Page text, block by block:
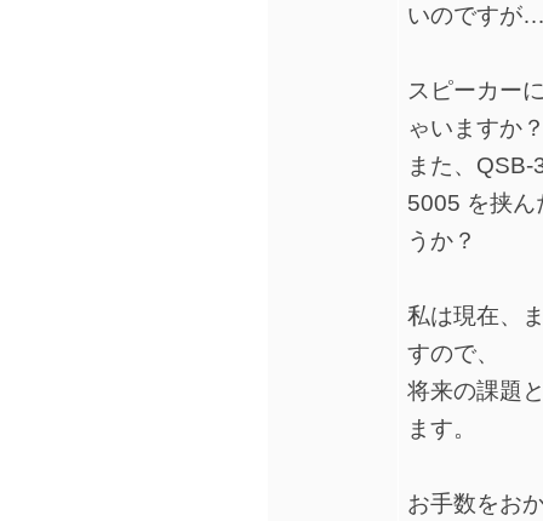
いのですが
スピーカー
ゃいますか
また、
5005 を挟ん
うか？
私は現在、
すので、
将来の課題
ます。
お手数をお